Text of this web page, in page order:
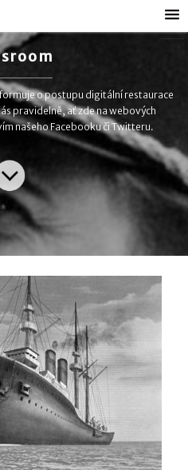
o postupu digitální restaurace
pravidelně, ať zde na webových
našeho Facebooku či Twitteru.